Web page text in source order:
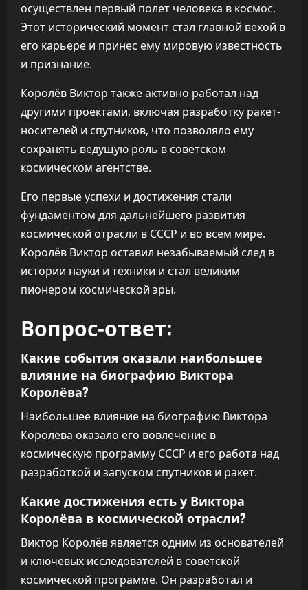
осуществлен первый полет человека в космос.
Этот исторический момент стал главной вехой в
его карьере и принес ему мировую известность
и признание.
Королёв Виктор также активно работал над
другими проектами, включая разработку ракет-
носителей и спутников, что позволяло ему
сохранять ведущую роль в советском
космическом агентстве.
Его первые успехи и достижения стали
фундаментом для дальнейшего развития
космической отрасли в СССР и во всем мире.
Королёв Виктор оставил незабываемый след в
истории науки и техники и стал великим
пионером космической эры.
Вопрос-ответ:
Какие события оказали наибольшее
влияние на биографию Виктора
Королёва?
Наибольшее влияние на биографию Виктора
Королёва оказало его вовлечение в
космическую программу СССР и его работа над
разработкой и запуском спутников и ракет.
Какие достижения есть у Виктора
Королёва в космической отрасли?
Виктор Королёв является одним из основателей
и ключевых исследователей в советской
космической программе. Он разработал и